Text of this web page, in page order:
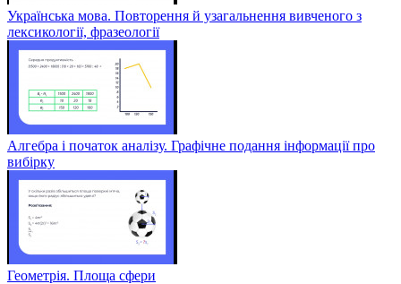
Українська мова. Повторення й узагальнення вивченого з
лексикології, фразеології
Алгебра і початок аналізу. Графічне подання інформації про
вибірку
Геометрія. Площа сфери